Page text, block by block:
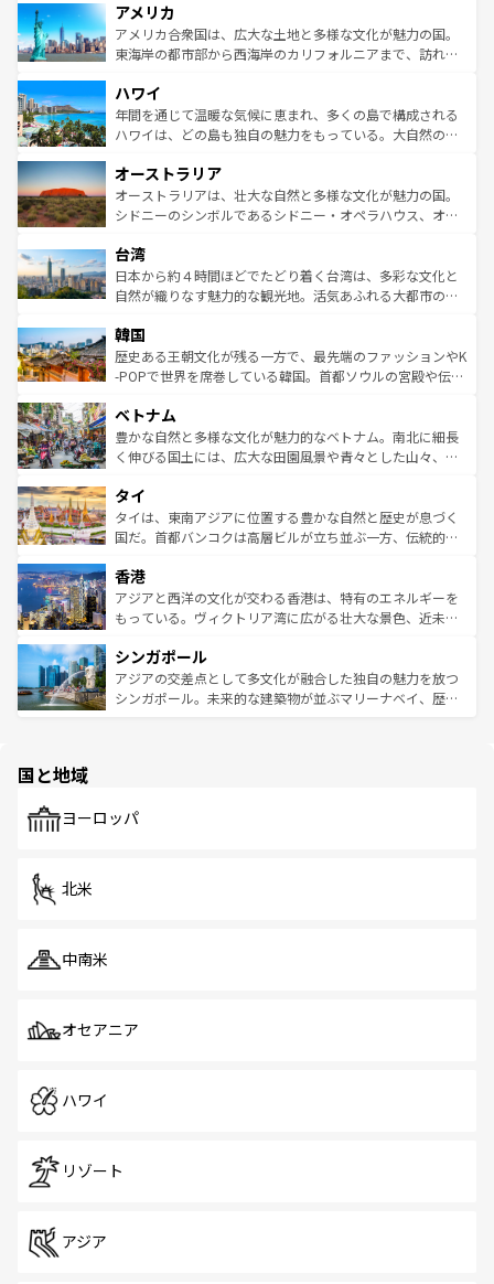
ンツ一覧を参照してほしい。
の建物がそのまま残る町や、スイスならではのユニークな
博物館もあり、アルプス観光だけでなく町歩きも満喫する
ことができる。国民の所得が高いため物価も高いが、旅行
ば市内交通費無料で観光を楽しむこともできる。 なお、新
着のスイス情報はコンテンツ一覧 を参照してほしい。
アメリカ
アメリカ合衆国は、広大な土地と多様な文化が魅力の国。
東海岸の都市部から西海岸のカリフォルニアまで、訪れる
のような巨大都市は、観光、ショッピング、エンターテイ
ンメントが詰まった刺激的なスポットだ。一方、アメリカ
西部には大自然が広がり、グランドキャニオンやイエロー
部のニューオーリンズでは、音楽と美食が融合した独特の
文化が魅力。旅行者はアメリカの各地域で異なる魅力を楽
しみながら、その多様性と豊かな歴史を感じることができ
ならではの贅沢な旅のスタイルだ。 なお、新着のアメリカ
情報はコンテンツ一覧を参照してほしい。
ハワイ
年間を通じて温暖な気候に恵まれ、多くの島で構成される
ハワイは、どの島も独自の魅力をもっている。大自然の神
ワイ島は見逃せない。また、定番の観光地といえばオアフ
島だが、静かな自然を求めるならマウイ島やカウアイ島が
おすすめ。エメラルドグリーンに輝く海をはじめ、豊かな
れるおもてなしの心で訪れる人々を迎えてくれるハワイの
人々、おいしいローカルフードやハワイアンミュージッ
ク、伝統的なフラダンスなど、すべてがハワイの魅力を彩
ワイを、存分に味わってほしい。 なお、新着のハワイ情報
はコンテンツ一覧を参照してほしい。
オーストラリア
オーストラリアは、壮大な自然と多様な文化が魅力の国。
シドニーのシンボルであるシドニー・オペラハウス、オー
リアリーフや大陸中央部にそびえるウルル（エアーズロッ
ク）、タスマニアの美しい原生林やケアンズの熱帯雨林な
ど、見どころがたくさん。また、カフェやワイン、オージ
いる。アクティビティも充実しており、サーフィンやダイ
ビング、ハイキングなど、アウトドア好きにはたまらな
い。オーストラリアの多彩な魅力を存分に味わいつくそ
参照してほしい。
台湾
日本から約４時間ほどでたどり着く台湾は、多彩な文化と
自然が織りなす魅力的な観光地。活気あふれる大都市の台
ン）、静ひつな山岳地帯である台湾東部など、都市の喧騒
と山間の静けさが共存しており、訪れる人に新しい発見と
驚きをもたらしてくれる。また、奥深い台湾の食文化も魅
容にもいいと評判のスイーツなど、バラエティ豊かな料理
が味わえる。 なお、新着の台湾情報は コンテンツ一覧を参
照してほしい。
韓国
歴史ある王朝文化が残る一方で、最先端のファッションやK
-POPで世界を席巻している韓国。首都ソウルの宮殿や伝統
き、地方に足を延ばせば四季折々の自然美を楽しむことが
できる。そして、キムチや焼肉、絶品のストリートフード
まで、さまざまな韓国料理が待っている。夜には、韓国な
リティに包まれながら、韓国の多彩な魅力を心ゆくまで味
わってみてほしい。 なお、新着の韓国情報はコンテンツ一
覧を参照してほしい。
ベトナム
豊かな自然と多様な文化が魅力的なベトナム。南北に細長
く伸びる国土には、広大な田園風景や青々とした山々、世
急速な発展と共に伝統が息づく。ハノイの古い町並みやホ
ーチミン市のフランス統治時代の建物も、独特の雰囲気を
醸し出している。また、バラエティの豊かさとおいしさで
とつ。フォーやバインミー、ベトナムコーヒーなどは、ぜ
ひ現地で味わいたい。どの地域を訪れてもあたたかい人々
が旅行者を迎えてくれるので、きっと忘れられない旅にな
参照してほしい。
タイ
タイは、東南アジアに位置する豊かな自然と歴史が息づく
国だ。首都バンコクは高層ビルが立ち並ぶ一方、伝統的な
の活気が交差している。北部ではチェンマイなどの山岳地
帯で自然と触れ合い、南部ではプーケットやクラビの美し
いビーチでリゾート気分を楽しむことができる。タイ料理
激する。気候は一年中温暖で、どの季節にも異なる楽しみ
が待っている。親しみやすいタイの人々、仏教を中心とし
た文化、そして多様な観光資源が、訪れる旅人を魅了し続
香港
アジアと西洋の文化が交わる香港は、特有のエネルギーを
もっている。ヴィクトリア湾に広がる壮大な景色、近未来
み、どこを訪れても感動するはず。観光スポットが密集し
ており、効率よく見どころを回れるのも魅力。息をのむよ
うな絶景から文化的な体験まで、香港を存分に楽しみ尽く
シンガポール
アジアの交差点として多文化が融合した独自の魅力を放つ
シンガポール。未来的な建築物が並ぶマリーナベイ、歴史
で、ホーカーズは地元の風情を楽しめる外せないスポット
国と地域
ヨーロッパ
北米
中南米
オセアニア
ハワイ
リゾート
アジア